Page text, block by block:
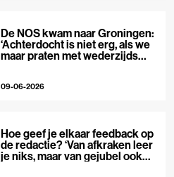
De NOS kwam naar Groningen:
‘Achterdocht is niet erg, als we
maar praten met wederzijds
09-06-2026
Hoe geef je elkaar feedback op
de redactie? ‘Van afkraken leer
je niks, maar van gejubel ook